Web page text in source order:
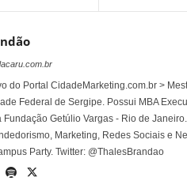
do Portal CidadeMarketing.com.br >
Federal de Sergipe. Possui MBA
Fundação Getúlio Vargas - Rio de
Marketing, Redes Sociais e
Party. Twitter: @ThalesBrandao